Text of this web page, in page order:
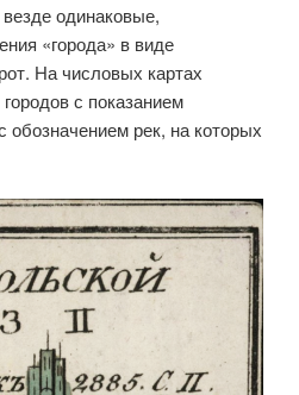
одинаковые,
«города» в виде
На числовых картах
с показанием
обозначением рек, на которых